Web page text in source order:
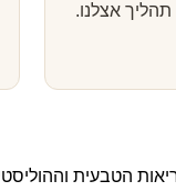
אצלנו.
הטבעית